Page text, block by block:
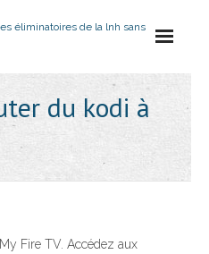
éliminatoires de la lnh sans
du kodi à
Fire TV. Accédez aux